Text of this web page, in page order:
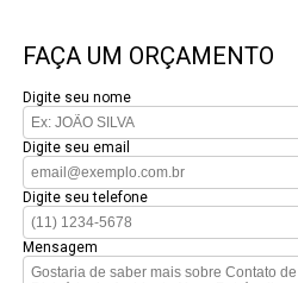
FAÇA UM ORÇAMENTO
Digite seu nome
Digite seu email
Digite seu telefone
Mensagem